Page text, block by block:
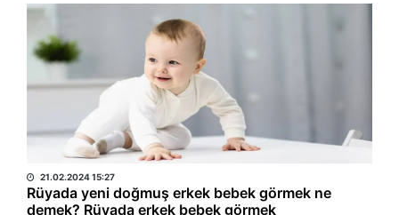
HABER MERKEZİ
21.02.2024 15:27
Rüyada yeni doğmuş erkek bebek görmek ne
demek? Rüyada erkek bebek görmek